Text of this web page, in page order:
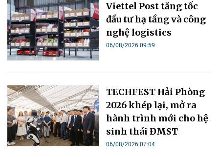
Viettel Post tăng tốc
đầu tư hạ tầng và công
nghệ logistics
06/08/2026 09:59
TECHFEST Hải Phòng
2026 khép lại, mở ra
hành trình mới cho hệ
sinh thái ĐMST
06/08/2026 07:04